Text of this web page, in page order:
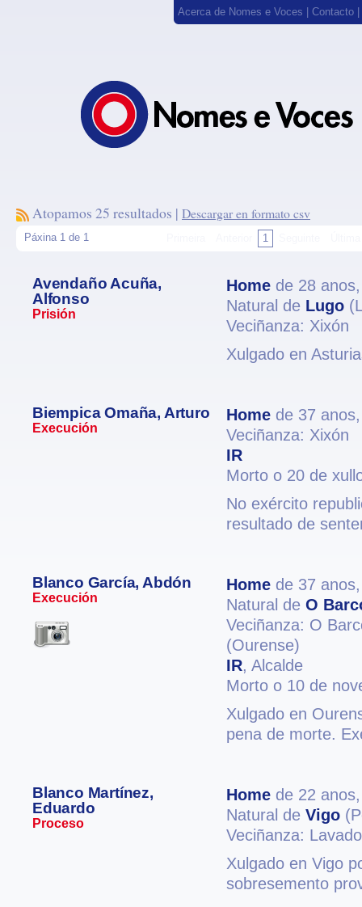
Acerca de Nomes e Voces Contacto
Atopamos 25 resultados | Descargar en formato csv
Páxina 1 de 1 1
Avendaño Acuña,
Alfonso
Prisión
Home de 28
Natural de Lugo
Veciñanza: Xixón
Xulgado en
Biempica Omaña, Arturo
Execución
Home de 37
Veciñanza: Xixón
IR
Morto o 20 de
No exército
resultado de
Blanco García, Abdón
Execución
Home de 37
Natural de O
Veciñanza: O
(Ourense)
IR, Alcalde
Morto o 10 de
Xulgado en
pena de morte.
Blanco Martínez,
Eduardo
Proceso
Home de 22
Natural de Vigo
Veciñanza:
Xulgado en Vigo
sobresemento